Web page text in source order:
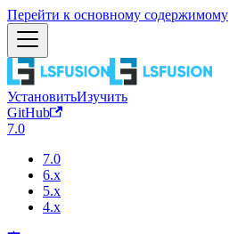
Перейти к основному содержимому
УстановитьИзучить
GitHub
7.0
7.0
6.x
5.x
4.x